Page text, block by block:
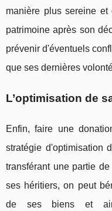
manière plus sereine
patrimoine après son
prévenir d'éventuels
que ses dernières
L’optimisation de
Enfin, faire une
stratégie d'optimisation
transférant une partie
ses héritiers, on peut
de ses biens et